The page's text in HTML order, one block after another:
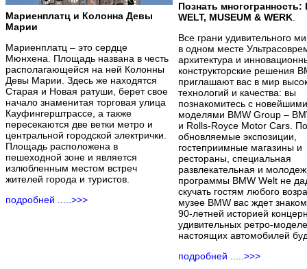
Мариенплатц и Колонна Девы
Марии
Мариенплатц – это сердце
Мюнхена. Площадь названа в честь
располагающейся на ней Колонны
Девы Марии. Здесь же находятся
Старая и Новая ратуши, берет свое
начало знаменитая торговая улица
Кауфингерштрассе, а также
пересекаются две ветки метро и
центральной городской электрички.
Площадь расположена в
пешеходной зоне и является
излюбленным местом встреч
жителей города и туристов.
подробней .....>>>
Познать многогранность:
WELT, MUSEUM & WERK
Все грани удивительного
в одном месте
архитектура и
конструкторские решения
приглашают вас в мир
технологий и качества: вы
познакомитесь с новейшими
моделями BMW Group –
и Rolls-Royce Motor Cars.
обновляемые экспозиции,
гостеприимные магазины и
рестораны, специальная
развлекательная и
программы BMW Welt не
скучать гостям любого
музее BMW вас ждет
90-летней историей
удивительных ретро-
настоящих автомобилей
подробней .....>>>